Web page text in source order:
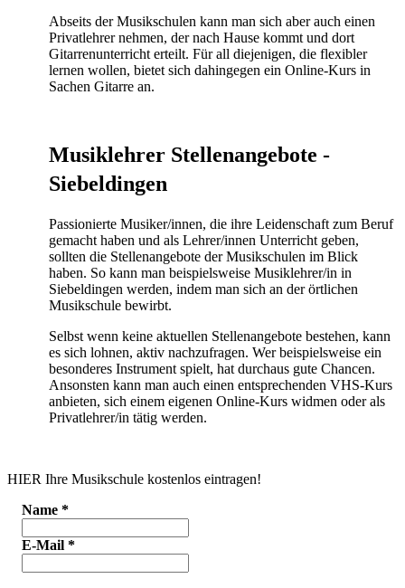
Abseits der Musikschulen kann man sich aber auch einen
Privatlehrer nehmen, der nach Hause kommt und dort
Gitarrenunterricht erteilt. Für all diejenigen, die flexibler
lernen wollen, bietet sich dahingegen ein Online-Kurs in
Sachen Gitarre an.
Musiklehrer Stellenangebote -
Siebeldingen
Passionierte Musiker/innen, die ihre Leidenschaft zum Beruf
gemacht haben und als Lehrer/innen Unterricht geben,
sollten die Stellenangebote der Musikschulen im Blick
haben. So kann man beispielsweise Musiklehrer/in in
Siebeldingen werden, indem man sich an der örtlichen
Musikschule bewirbt.
Selbst wenn keine aktuellen Stellenangebote bestehen, kann
es sich lohnen, aktiv nachzufragen. Wer beispielsweise ein
besonderes Instrument spielt, hat durchaus gute Chancen.
Ansonsten kann man auch einen entsprechenden VHS-Kurs
anbieten, sich einem eigenen Online-Kurs widmen oder als
Privatlehrer/in tätig werden.
HIER Ihre Musikschule kostenlos eintragen!
Name *
E-Mail *